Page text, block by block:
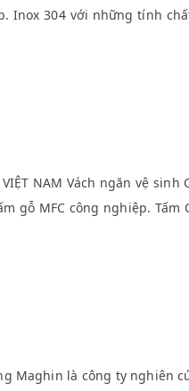
304 với những tính
VIỆT NAM Vách ngăn vệ
gỗ MFC công nghiệp.
Maghin là công ty nghiên